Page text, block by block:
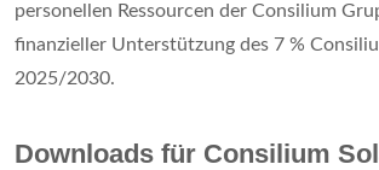
personellen Ressourcen der Consilium
finanzieller Unterstützung des 7 %
2025/2030.
Downloads für Consilium